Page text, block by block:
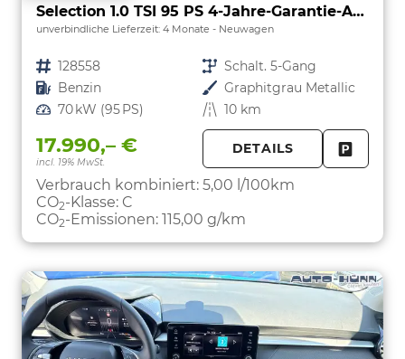
Selection 1.0 TSI 95 PS 4-Jahre-Garantie-AppleCarPlay-AndroidAuto-LED-PDC-Sitzheizung-DAB-Klima
unverbindliche Lieferzeit: 4 Monate Neuwagen
Fahrzeugnr. 128558 Getriebe Schalt. 5-Gang
Kraftstoff Benzin Außenfarbe Graphitgrau Metallic
Leistung 70 kW (95 PS) Kilometerstand 10 km
17.990,– €
incl. 19% MwSt.
DETAILS
Verbrauch kombiniert: 5,00 l/100km
CO2-Klasse: C
CO2-Emissionen: 115,00 g/km